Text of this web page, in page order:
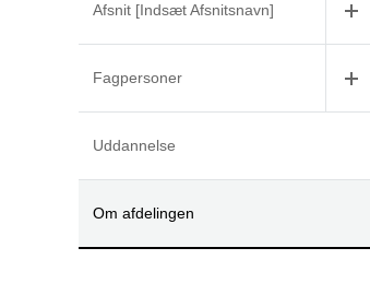
Afsnit [Indsæt Afsnitsnavn]
Fagpersoner
Uddannelse
Om afdelingen